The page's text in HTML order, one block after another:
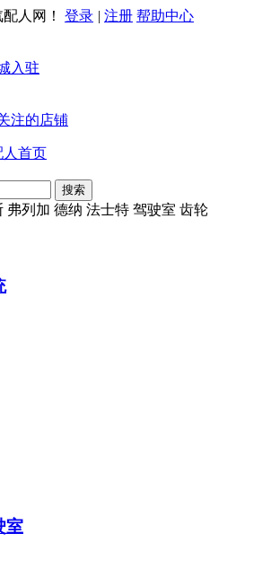
人网！ 登录 | 注册 帮助中心
入驻
注的店铺
人首页
弗列加 德纳 法士特 驾驶室 齿轮
室